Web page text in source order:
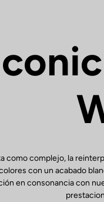
como complejo, la
con un acabado
en consonancia con